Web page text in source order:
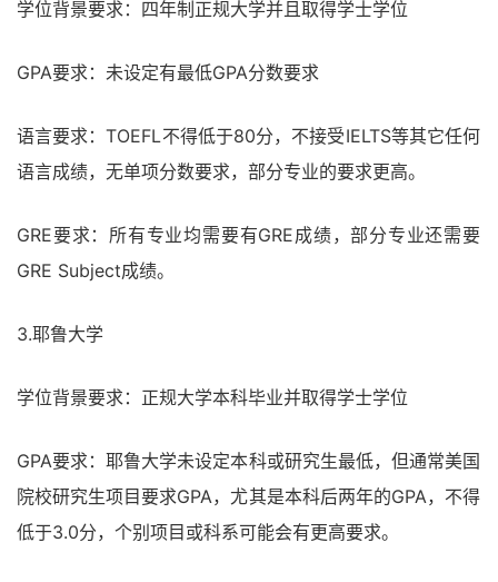
学位背景要求：四年制正规大学并且取得学士学位
GPA要求：未设定有最低GPA分数要求
语言要求：TOEFL不得低于80分，不接受IELTS等其它任何
语言成绩，无单项分数要求，部分专业的要求更高。
GRE要求：所有专业均需要有GRE成绩，部分专业还需要
GRE Subject成绩。
3.耶鲁大学
学位背景要求：正规大学本科毕业并取得学士学位
GPA要求：耶鲁大学未设定本科或研究生最低，但通常美国
院校研究生项目要求GPA，尤其是本科后两年的GPA，不得
低于3.0分，个别项目或科系可能会有更高要求。